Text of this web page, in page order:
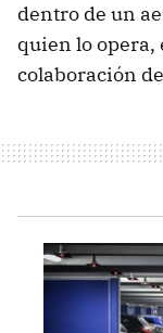
dentro de un
quien lo opera,
colaboración